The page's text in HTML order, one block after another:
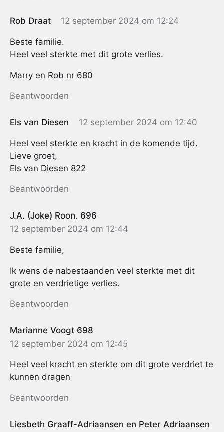
Rob Draat 12 september 2024 om 12:24
Beste familie.
Heel veel sterkte met dit grote verlies.
Marry en Rob nr 680
Beantwoorden
Els van Diesen 12 september 2024 om 12:40
Heel veel sterkte en kracht in de komende tijd.
Lieve groet,
Els van Diesen 822
Beantwoorden
J.A. (Joke) Roon. 696
12 september 2024 om 12:44
Beste familie,
Ik wens de nabestaanden veel sterkte met dit
grote en verdrietige verlies.
Beantwoorden
Marianne Voogt 698
12 september 2024 om 12:45
Heel veel kracht en sterkte om dit grote verdriet te
kunnen dragen
Beantwoorden
Liesbeth Graaff-Adriaansen en Peter Adriaansen